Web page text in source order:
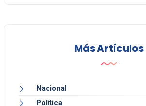
Más Artículos
Nacional
Política